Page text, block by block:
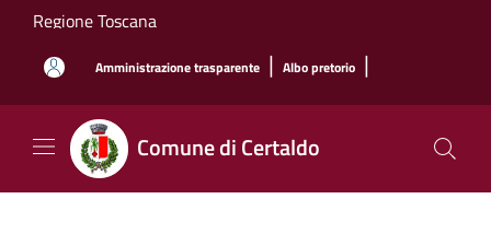
Salta al contenuto principale
Regione Toscana
Amministrazione trasparente | Albo pretorio |
Comune di Certaldo